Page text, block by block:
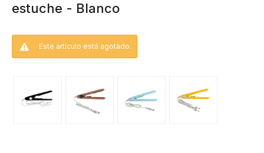
estuche - Blanco
Este artículo está agotado.